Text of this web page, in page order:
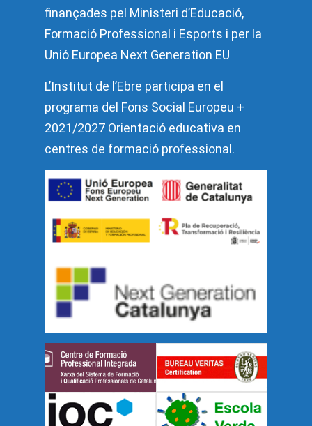
finançades pel Ministeri d’Educació,
Formació Professional i Esports i per la
Unió Europea Next Generation EU
L’Institut de l’Ebre participa en el
programa del Fons Social Europeu +
2021/2027 Orientació educativa en
centres de formació professional.